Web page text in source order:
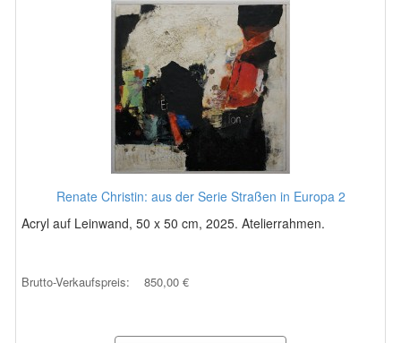
Renate Christin: aus der Serie Straßen in Europa 2
Acryl auf Leinwand, 50 x 50 cm, 2025. Atelierrahmen.
Brutto-Verkaufspreis: 850,00 €